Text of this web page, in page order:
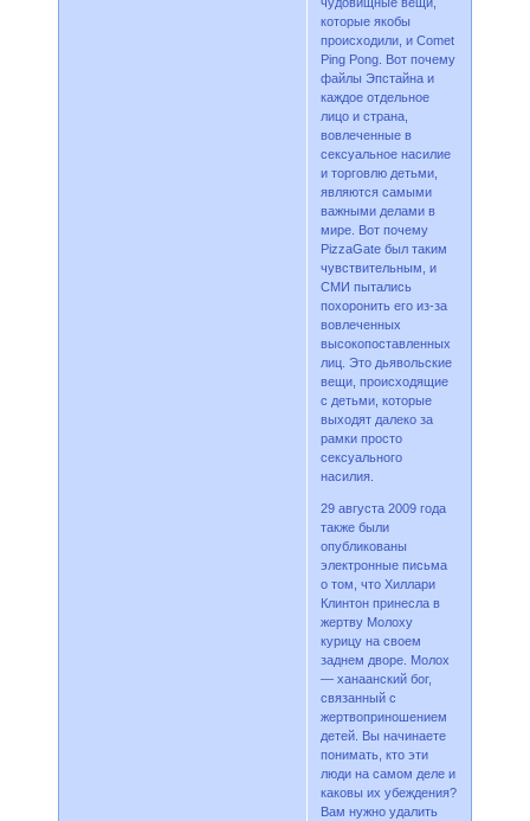
которые якобы
происходили, и Comet
Ping Pong. Вот почему
файлы Эпстайна и
каждое отдельное
лицо и страна,
вовлеченные в
сексуальное насилие
и торговлю детьми,
являются самыми
важными делами в
мире. Вот почему
PizzaGate был таким
чувствительным, и
СМИ пытались
похоронить его из-за
вовлеченных
высокопоставленных
лиц. Это дьявольские
вещи, происходящие
с детьми, которые
выходят далеко за
рамки просто
сексуального
насилия.
29 августа 2009 года
также были
опубликованы
электронные письма
о том, что Хиллари
Клинтон принесла в
жертву Молоху
курицу на своем
заднем дворе. Молох
— ханаанский бог,
связанный с
жертвоприношением
детей. Вы начинаете
понимать, кто эти
люди на самом деле и
каковы их убеждения?
Вам нужно удалить